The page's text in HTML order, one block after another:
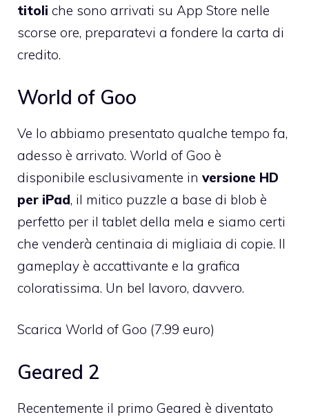
titoli che sono arrivati su App Store nelle
scorse ore, preparatevi a fondere la carta di
credito.
World of Goo
Ve lo abbiamo presentato qualche tempo fa,
adesso è arrivato. World of Goo è
disponibile esclusivamente in versione HD
per iPad, il mitico puzzle a base di blob è
perfetto per il tablet della mela e siamo certi
che venderà centinaia di migliaia di copie. Il
gameplay è accattivante e la grafica
coloratissima. Un bel lavoro, davvero.
Scarica World of Goo (7.99 euro)
Geared 2
Recentemente il primo Geared è diventato